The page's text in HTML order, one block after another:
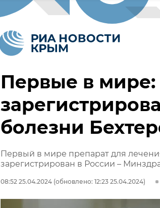
Первые в мире:
болезни
Первый в мире препарат для
зарегистрирован в России –
08:52 25.04.2024 (обновлено: 12:23 25.04.2024)